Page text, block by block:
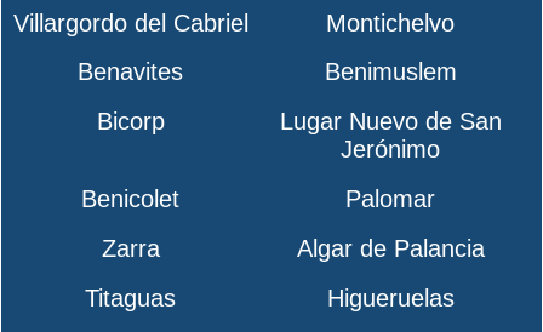
Villargordo del Cabriel
Montichelvo
Benavites
Benimuslem
Bicorp
Lugar Nuevo de San
Jerónimo
Benicolet
Palomar
Zarra
Algar de Palancia
Titaguas
Higueruelas